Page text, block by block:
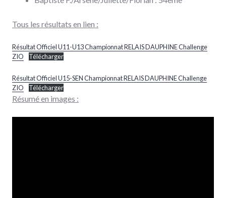
Tous les résultats en lien :
Résultat Officiel U11-U13 Championnat RELAIS DAUPHINE Challenge
ZIO
Télécharger
Résultat Officiel U15-SEN Championnat RELAIS DAUPHINE Challenge
ZIO
Télécharger
Résumé en images :